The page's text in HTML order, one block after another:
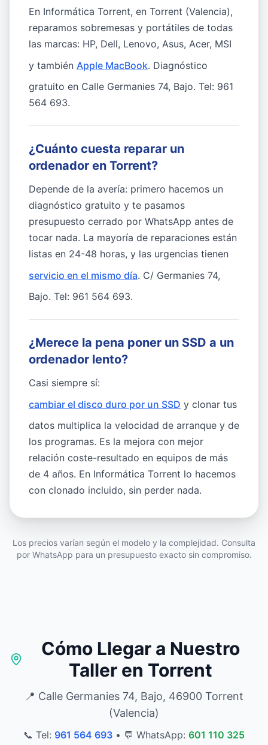
En Informática Torrent, en Torrent (Valencia),
reparamos sobremesas y portátiles de todas
las marcas: HP, Dell, Lenovo, Asus, Acer, MSI
y también Apple MacBook. Diagnóstico
gratuito en Calle Germanies 74, Bajo. Tel: 961
564 693.
¿Cuánto cuesta reparar un
ordenador en Torrent?
Depende de la avería: primero hacemos un
diagnóstico gratuito y te pasamos
presupuesto cerrado por WhatsApp antes de
tocar nada. La mayoría de reparaciones están
listas en 24-48 horas, y las urgencias tienen
servicio en el mismo día. C/ Germanies 74,
Bajo. Tel: 961 564 693.
¿Merece la pena poner un SSD a un
ordenador lento?
Casi siempre sí:
cambiar el disco duro por un SSD y clonar tus
datos multiplica la velocidad de arranque y de
los programas. Es la mejora con mejor
relación coste-resultado en equipos de más
de 4 años. En Informática Torrent lo hacemos
con clonado incluido, sin perder nada.
Los precios varían según el modelo y la complejidad. Consulta
por WhatsApp para un presupuesto exacto sin compromiso.
Cómo Llegar a Nuestro
Taller en Torrent
📍 Calle Germanies 74, Bajo, 46900 Torrent
(Valencia)
📞 Tel: 961 564 693 • 💬 WhatsApp: 601 110 325